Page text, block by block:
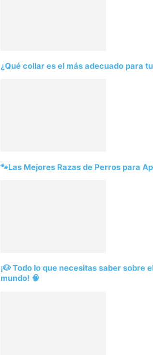
¿Qué collar es el más adecuado para
🐾Las Mejores Razas de Perros para
¡🐶 Todo lo que necesitas saber sobre
mundo! 🧠